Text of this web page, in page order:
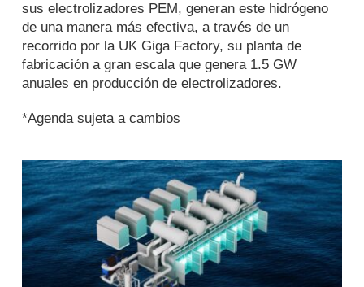
sus electrolizadores PEM, generan este hidrógeno
de una manera más efectiva, a través de un
recorrido por la UK Giga Factory, su planta de
fabricación a gran escala que genera 1.5 GW
anuales en producción de electrolizadores.
*Agenda sujeta a cambios